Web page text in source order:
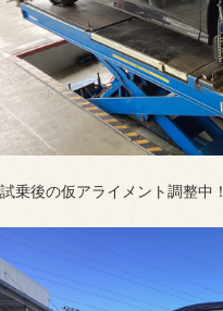
試乗後の仮アライメント調整中！